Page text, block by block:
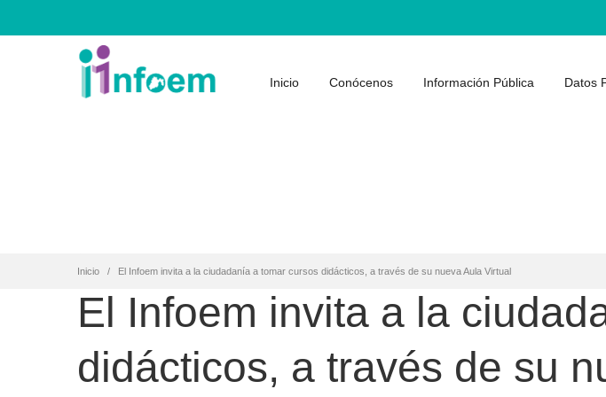
Inicio Conócenos Información Pública Datos
Inicio El Infoem invita a la ciudadanía a tomar cursos didácticos, a través de su nueva Aula Virtual
El Infoem invita a la
didácticos, a través de su